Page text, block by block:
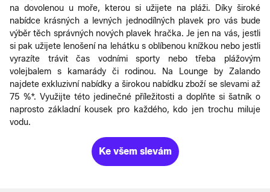
na dovolenou u moře, kterou si užijete na pláži. Díky široké
nabídce krásných a levných jednodílných plavek pro vás bude
výběr těch správných nových plavek hračka. Je jen na vás, jestli
si pak užijete lenošení na lehátku s oblíbenou knížkou nebo jestli
vyrazíte trávit čas vodními sporty nebo třeba plážovým
volejbalem s kamarády či rodinou. Na Lounge by Zalando
najdete exkluzivní nabídky a širokou nabídku zboží se slevami až
75 %*. Využijte této jedinečné příležitosti a doplňte si šatník o
naprosto základní kousek pro každého, kdo jen trochu miluje
vodu.
Ke všem slevám